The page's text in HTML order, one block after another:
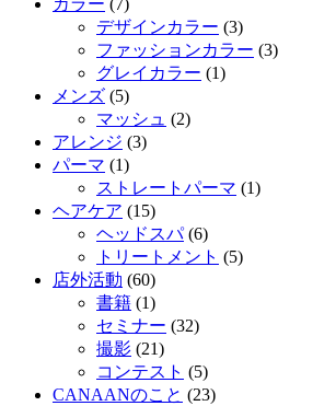
デザインカラー (3)
ファッションカラー (3)
グレイカラー (1)
メンズ (5)
マッシュ (2)
アレンジ (3)
パーマ (1)
ストレートパーマ (1)
ヘアケア (15)
ヘッドスパ(6)
トリートメント (5)
店外活動 (60)
書籍 (1)
セミナー (32)
撮影 (21)
コンテスト (5)
CANAANのこと (23)